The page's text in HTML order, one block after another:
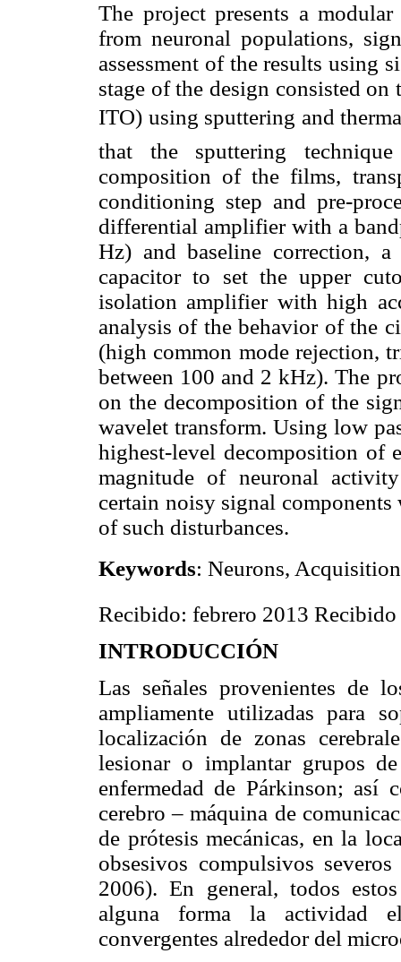
The project presents a
from neuronal populations,
assessment of the results using
stage of the design consisted
ITO) using sputtering and
that the sputtering
composition of the films,
conditioning step and pre-
differential amplifier with a
Hz) and baseline correction,
capacitor to set the upper
isolation amplifier with high
analysis of the behavior of the
(high common mode rejection,
between 100 and 2 kHz). The
on the decomposition of the
wavelet transform. Using low
highest-level decomposition of
magnitude of neuronal
certain noisy signal
of such disturbances.
Keywords: Neurons,
Recibido: febrero 2013
INTRODUCCIÓN
Las señales provenientes de
ampliamente utilizadas para
localización de zonas
lesionar o implantar grupos
enfermedad de Párkinson; así
cerebro – máquina de
de prótesis mecánicas, en la
obsesivos compulsivos
2006). En general, todos
alguna forma la actividad
convergentes alrededor del